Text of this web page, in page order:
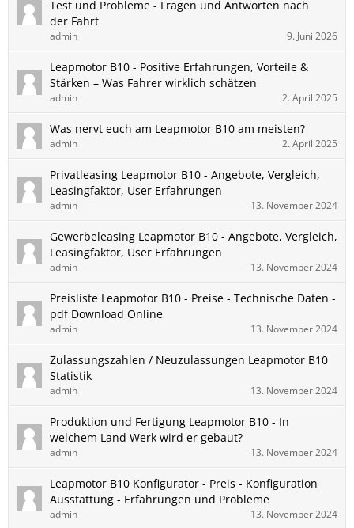
Test und Probleme - Fragen und Antworten nach
der Fahrt
admin 9. Juni 2026
Leapmotor B10 - Positive Erfahrungen, Vorteile &
Stärken – Was Fahrer wirklich schätzen
admin 2. April 2025
Was nervt euch am Leapmotor B10 am meisten?
admin 2. April 2025
Privatleasing Leapmotor B10 - Angebote, Vergleich,
Leasingfaktor, User Erfahrungen
admin 13. November 2024
Gewerbeleasing Leapmotor B10 - Angebote, Vergleich,
Leasingfaktor, User Erfahrungen
admin 13. November 2024
Preisliste Leapmotor B10 - Preise - Technische Daten -
pdf Download Online
admin 13. November 2024
Zulassungszahlen / Neuzulassungen Leapmotor B10
Statistik
admin 13. November 2024
Produktion und Fertigung Leapmotor B10 - In
welchem Land Werk wird er gebaut?
admin 13. November 2024
Leapmotor B10 Konfigurator - Preis - Konfiguration
Ausstattung - Erfahrungen und Probleme
admin 13. November 2024